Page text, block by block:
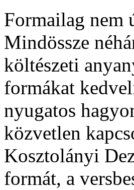
Formailag nem
Mindössze
költészeti
formákat
nyugatos
közvetlen
Kosztolányi
formát, a